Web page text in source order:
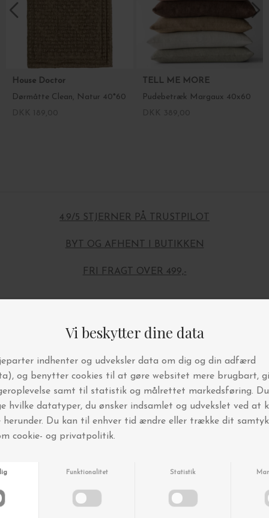
House Doctor
Dørmåtte Clean, Natur 40*60
TELL ME MORE
Pudebetræk Margaux 40x60
4.9/5 STJERNER PÅ TRUSTPILOT
BYT OG AFHENT I BUTIKKEN
FRI FRAGT OVER 499,-
Andre købte også